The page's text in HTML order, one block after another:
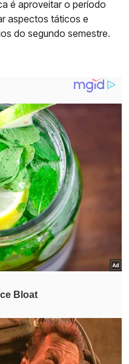
é aproveitar o período
aspectos táticos e
do segundo semestre.